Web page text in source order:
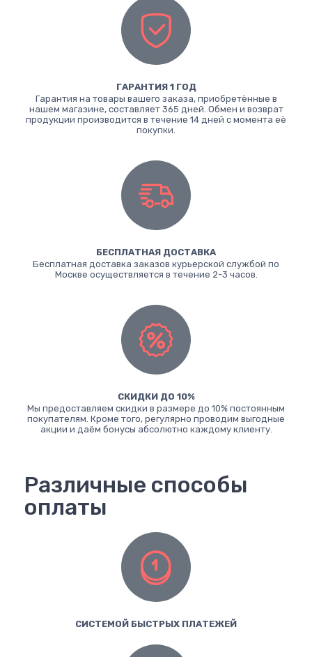
ГАРАНТИЯ 1 ГОД
Гарантия на товары вашего заказа, приобретённые в
нашем магазине, составляет 365 дней. Обмен и возврат
продукции производится в течение 14 дней с момента её
покупки.
БЕСПЛАТНАЯ ДОСТАВКА
Бесплатная доставка заказов курьерской службой по
Москве осуществляется в течение 2-3 часов.
СКИДКИ ДО 10%
Мы предоставляем скидки в размере до 10% постоянным
покупателям. Кроме того, регулярно проводим выгодные
акции и даём бонусы абсолютно каждому клиенту.
Различные способы
оплаты
СИСТЕМОЙ БЫСТРЫХ ПЛАТЕЖЕЙ